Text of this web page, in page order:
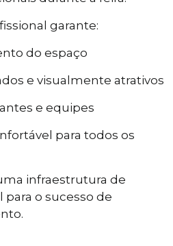
garante:
do espaço
e visualmente atrativos
e equipes
para todos os
infraestrutura de
o sucesso de